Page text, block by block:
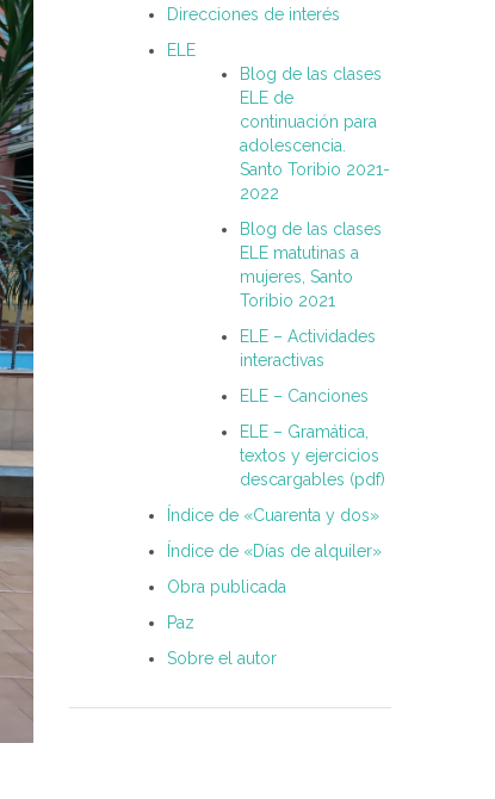
Direcciones de interés
ELE
Blog de las clases
ELE de
continuación para
adolescencia.
Santo Toribio 2021-
2022
Blog de las clases
ELE matutinas a
mujeres, Santo
Toribio 2021
ELE – Actividades
interactivas
ELE – Canciones
ELE – Gramática,
textos y ejercicios
descargables (pdf)
Índice de «Cuarenta y dos»
Índice de «Días de alquiler»
Obra publicada
Paz
Sobre el autor